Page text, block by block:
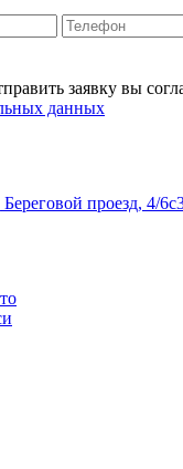
заявку вы
данных
проезд, 4/